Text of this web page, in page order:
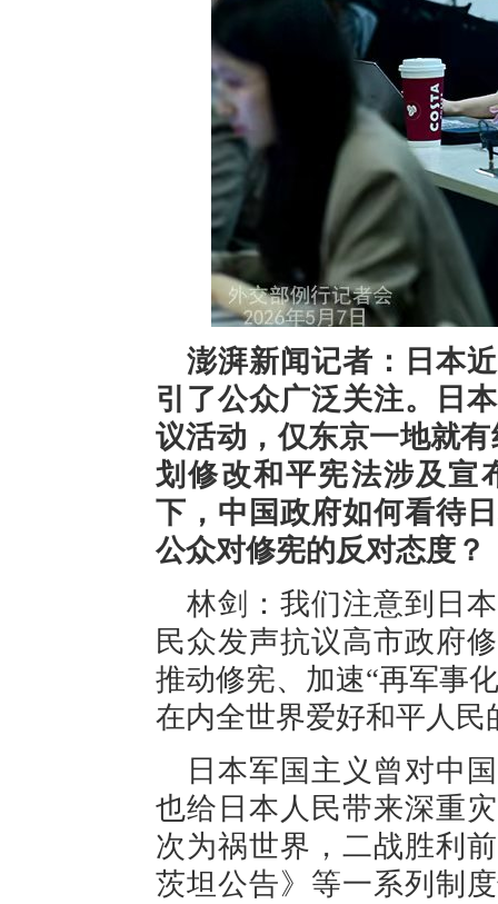
澎湃新闻记者：日本
引了公众广泛关注。日
议活动，仅东京一地就
划修改和平宪法涉及宣
下，中国政府如何看待
公众对修宪的反对态度？
林剑：我们注意到日
民众发声抗议高市政府
推动修宪、加速“再军事
在内全世界爱好和平人
日本军国主义曾对中
也给日本人民带来深重
次为祸世界，二战胜利
茨坦公告》等一系列制